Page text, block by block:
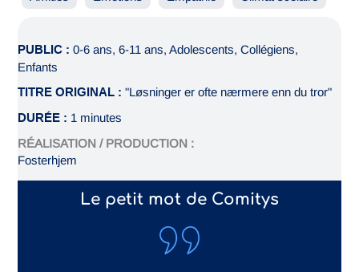
PUBLIC : 0-6 ans, 6-11 ans, Adolescents, Collégiens,
Enfants
TITRE ORIGINAL : "Løsninger er ofte nærmere enn du tror"
DURÉE : 1 minutes
RÉALISATION / PRODUCTION :
Fosterhjem
Le petit mot de Comitys